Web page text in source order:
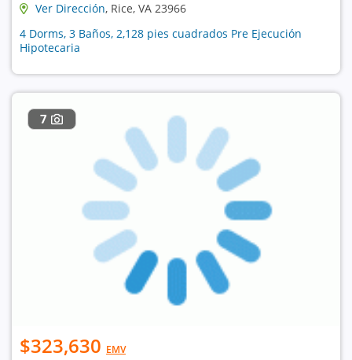
Ver Dirección, Rice, VA 23966
4 Dorms, 3 Baños, 2,128 pies cuadrados Pre Ejecución
Hipotecaria
7
$323,630 EMV